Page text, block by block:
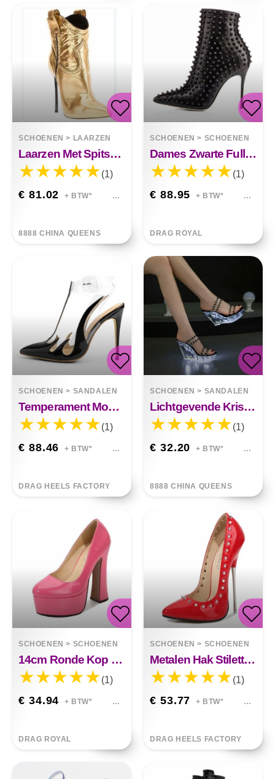
SCHOENEN > LAARZEN
Laarzen Met Spitse Neus, Stiksels Met Hoge Hak
(1)
€ 81.02 + BTW*
8888 CHINA QUEENS
SCHOENEN > SCHOENEN
Dames Zwarte Full-body Klinknagel Enkellaarsjes Met Spitse Neus
(1)
€ 88.95 + BTW*
DRAG ROYAL
SCHOENEN > SANDALEN
Temperament Mode Hoge Hakken
(1)
€ 88.46 + BTW*
DRAG HEELS FACTORY
SCHOENEN > SANDALEN
Lichtgevende Kristallen Schoenen Teen Sandalen
(1)
€ 32.20 + BTW*
8888 CHINA QUEENS
SCHOENEN > SCHOENEN
14cm Ronde Kop Dikke Hak Houndstooth Hoge Hakken
(1)
€ 34.94 + BTW*
DRAG ROYAL
SCHOENEN > SCHOENEN
Metalen Hak Stiletto Hoge Hakken Grote Maten Nachtclub
(1)
€ 53.77 + BTW*
DRAG HEELS FACTORY